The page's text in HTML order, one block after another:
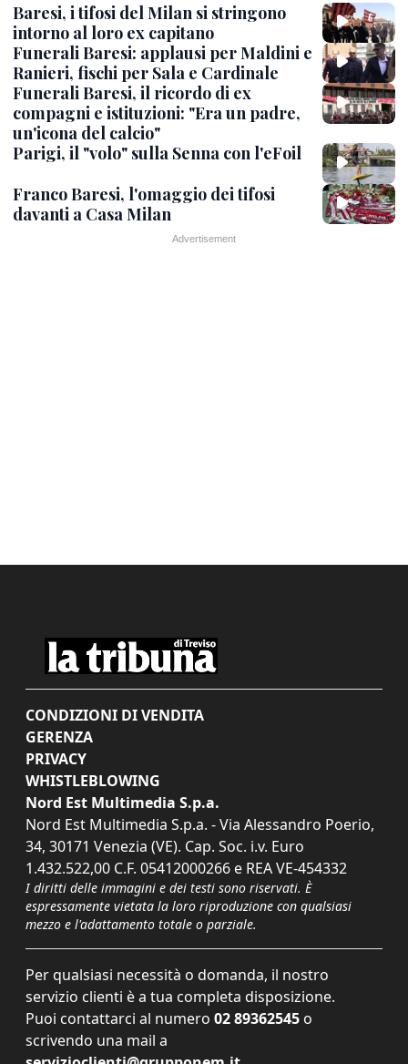
Baresi, i tifosi del Milan si stringono
intorno al loro ex capitano
Funerali Baresi: applausi per Maldini e
Ranieri, fischi per Sala e Cardinale
Funerali Baresi, il ricordo di ex
compagni e istituzioni: "Era un padre,
un'icona del calcio"
Parigi, il "volo" sulla Senna con l'eFoil
Franco Baresi, l'omaggio dei tifosi
davanti a Casa Milan
CONDIZIONI DI VENDITA
GERENZA
PRIVACY
WHISTLEBLOWING
Nord Est Multimedia S.p.a.
Nord Est Multimedia S.p.a. - Via Alessandro Poerio,
34, 30171 Venezia (VE). Cap. Soc. i.v. Euro
1.432.522,00 C.F. 05412000266 e REA VE-454332
I diritti delle immagini e dei testi sono riservati. È
espressamente vietata la loro riproduzione con qualsiasi
mezzo e l'adattamento totale o parziale.
Per qualsiasi necessità o domanda, il nostro
servizio clienti è a tua completa disposizione.
Puoi contattarci al numero 02 89362545 o
scrivendo una mail a